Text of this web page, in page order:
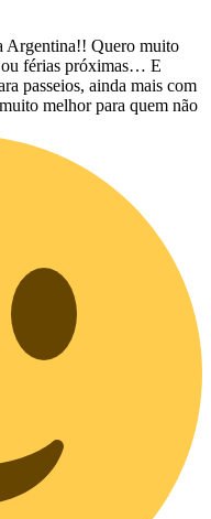
Argentina!! Quero muito
ou férias próximas… E
passeios, ainda mais com
melhor para quem não